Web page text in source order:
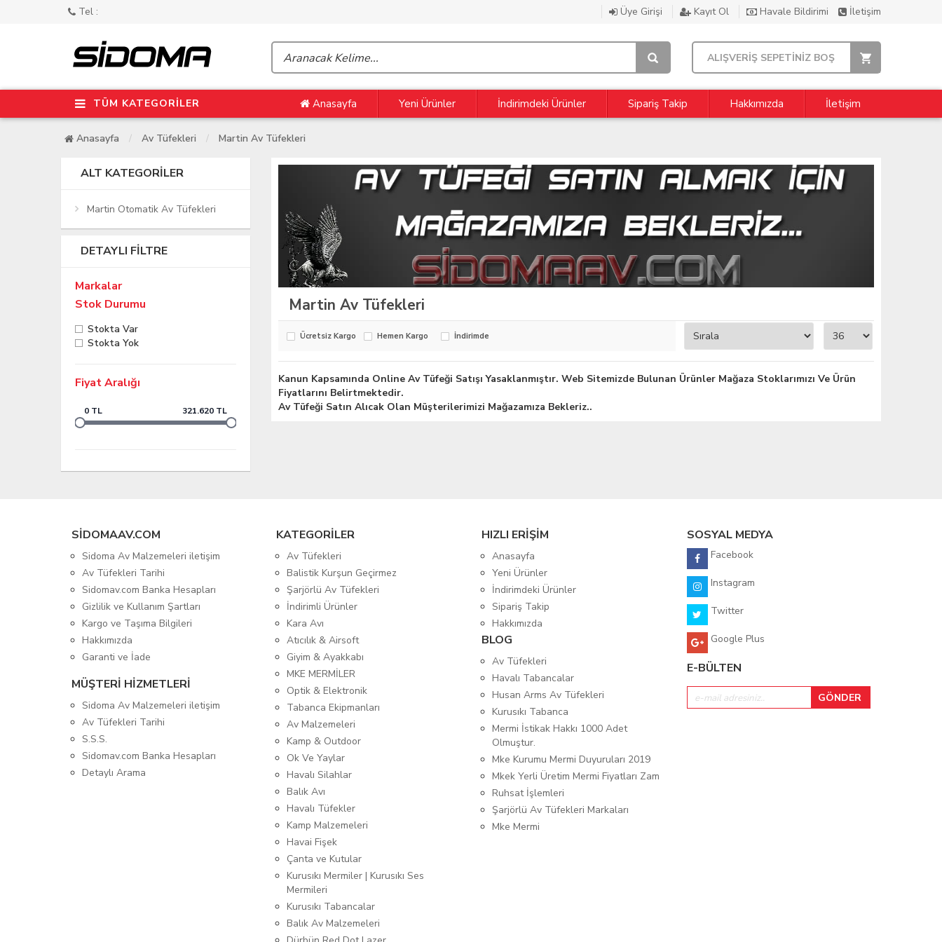
Tel : Üye Girişi Kayıt Ol Havale Bildirimi İletişim
ALIŞVERİŞ SEPETİNİZ BOŞ
TÜM KATEGORİLER Anasayfa Yeni Ürünler İndirimdeki Ürünler Sipariş Takip Hakkımızda İletişim
Anasayfa Av Tüfekleri Martin Av Tüfekleri
ALT KATEGORILER
Martin Otomatik Av Tüfekleri
DETAYLI FILTRE
Markalar
Stok Durumu
Stokta Var
Stokta Yok
Fiyat Aralığı
0 TL 321.620 TL
Martin Av Tüfekleri
Ücretsiz Kargo Hemen Kargo İndirimde
Kanun Kapsamında Online Av Tüfeği Satışı Yasaklanmıştır. Web Sitemizde Bulunan Ürünler Mağaza Stoklarımızı Ve Ürün
Fiyatlarını Belirtmektedir.
Av Tüfeği Satın Alıcak Olan Müşterilerimizi Mağazamıza Bekleriz..
SIDOMAAV.COM
Sidoma Av Malzemeleri iletişim
Av Tüfekleri Tarihi
Sidomav.com Banka Hesapları
Gizlilik ve Kullanım Şartları
Kargo ve Taşıma Bilgileri
Hakkımızda
Garanti ve İade
MÜŞTERİ HİZMETLERİ
Sidoma Av Malzemeleri iletişim
Av Tüfekleri Tarihi
S.S.S.
Sidomav.com Banka Hesapları
Detaylı Arama
KATEGORİLER
Av Tüfekleri
Balistik Kurşun Geçirmez
Şarjörlü Av Tüfekleri
İndirimli Ürünler
Kara Avı
Atıcılık & Airsoft
Giyim & Ayakkabı
MKE MERMİLER
Optik & Elektronik
Tabanca Ekipmanları
Av Malzemeleri
Kamp & Outdoor
Ok Ve Yaylar
Havalı Silahlar
Balık Avı
Havalı Tüfekler
Kamp Malzemeleri
Havai Fişek
Çanta ve Kutular
Kurusıkı Mermiler | Kurusıkı Ses
Mermileri
Kurusıkı Tabancalar
Balık Av Malzemeleri
HIZLI ERİŞİM
Anasayfa
Yeni Ürünler
İndirimdeki Ürünler
Sipariş Takip
Hakkımızda
BLOG
Av Tüfekleri
Havalı Tabancalar
Husan Arms Av Tüfekleri
Kurusıkı Tabanca
Mermi İstikak Hakkı 1000 Adet
Olmuştur.
Mke Kurumu Mermi Duyuruları 2019
Mkek Yerli Üretim Mermi Fiyatları Zam
Ruhsat İşlemleri
Şarjörlü Av Tüfekleri Markaları
Mke Mermi
SOSYAL MEDYA
Facebook
Instagram
Twitter
Google Plus
E-BÜLTEN